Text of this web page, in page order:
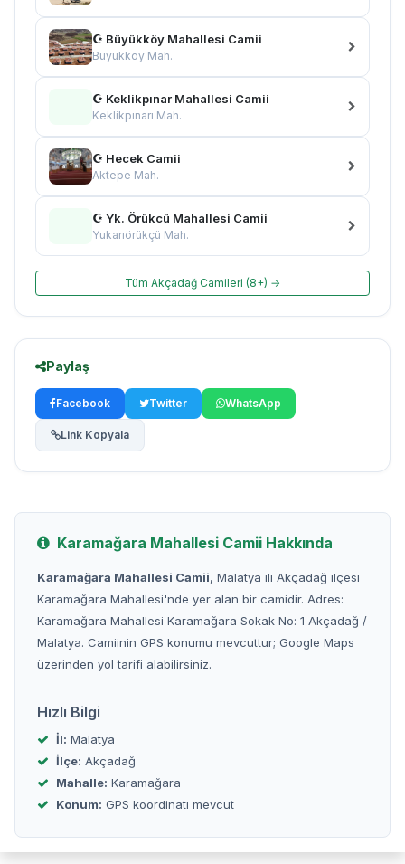
☪ Büyükköy Mahallesi Camii
Büyükköy Mah.
☪ Keklikpınar Mahallesi Camii
Keklikpınarı Mah.
☪ Hecek Camii
Aktepe Mah.
☪ Yk. Örükcü Mahallesi Camii
Yukarıörükçü Mah.
Tüm Akçadağ Camileri (8+) →
Paylaş
Facebook Twitter WhatsApp
Link Kopyala
Karamağara Mahallesi Camii Hakkında
Karamağara Mahallesi Camii, Malatya ili Akçadağ ilçesi
Karamağara Mahallesi'nde yer alan bir camidir. Adres:
Karamağara Mahallesi Karamağara Sokak No: 1 Akçadağ /
Malatya. Camiinin GPS konumu mevcuttur; Google Maps
üzerinden yol tarifi alabilirsiniz.
Hızlı Bilgi
İl: Malatya
İlçe: Akçadağ
Mahalle: Karamağara
Konum: GPS koordinatı mevcut